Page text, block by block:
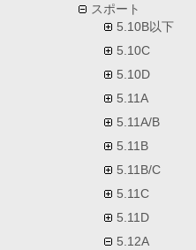
スポート
5.10B以下
5.10C
5.10D
5.11A
5.11A/B
5.11B
5.11B/C
5.11C
5.11D
5.12A